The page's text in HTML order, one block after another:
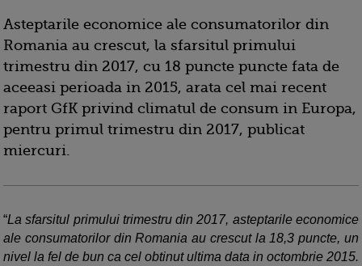
Asteptarile economice ale consumatorilor din
Romania au crescut, la sfarsitul primului
trimestru din 2017, cu 18 puncte puncte fata de
aceeasi perioada in 2015, arata cel mai recent
raport GfK privind climatul de consum in Europa,
pentru primul trimestru din 2017, publicat
miercuri.
“La sfarsitul primului trimestru din 2017, asteptarile economice
ale consumatorilor din Romania au crescut la 18,3 puncte, un
nivel la fel de bun ca cel obtinut ultima data in octombrie 2015.